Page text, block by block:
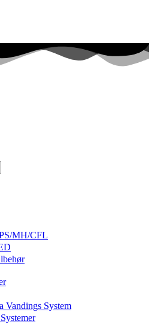
MH/CFL
Vandings System